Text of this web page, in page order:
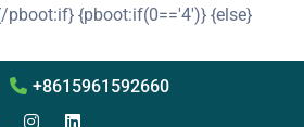
pboot:if} {pboot:if(0=='4')} {else}
+8615961592660